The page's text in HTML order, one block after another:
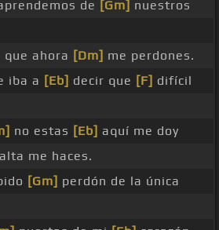
de [Gm] nuestros
ahora [Dm] me perdones.
iba a [Eb] decir que [F] difícil
no estas [Eb] aquí me doy
me haces.
[Gm] perdón de la única